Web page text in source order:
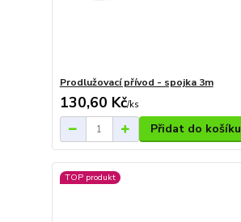
Prodlužovací přívod - spojka 3m
130,60 Kč/ks
Přidat do košíku
TOP produkt